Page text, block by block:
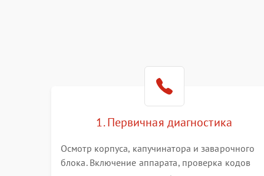
1. Первичная диагностика
Осмотр корпуса, капучинатора и заварочного
блока. Включение аппарата, проверка кодов